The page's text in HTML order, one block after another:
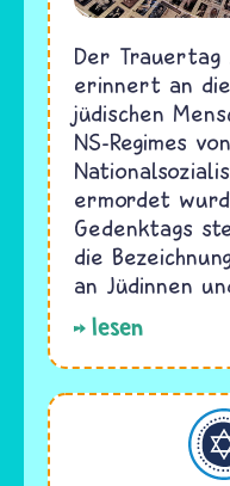
Der Trauertag
erinnert an
jüdischen
NS-Regimes
ermordet
Gedenktags
die
an Jüdinnen
lesen
Christentum